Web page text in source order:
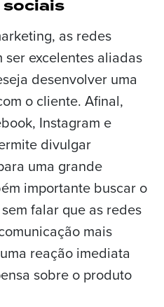
sociais
as redes
excelentes aliadas
desenvolver uma
o cliente. Afinal,
Instagram e
divulgar
uma grande
importante buscar o
sem falar que as redes
mais
reação imediata
sobre o produto